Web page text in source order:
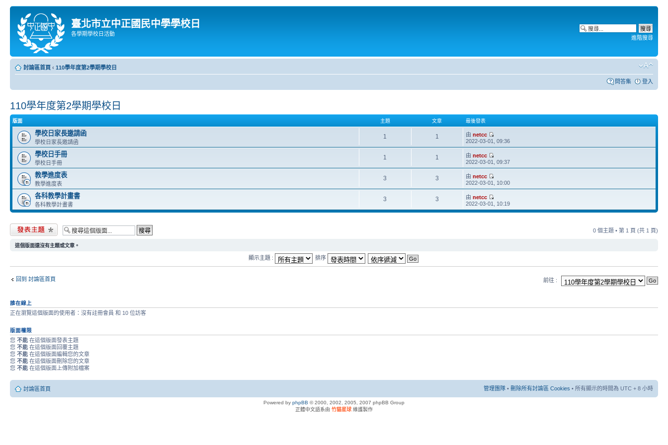
臺北市立中正國民中學學校日
各學期學校日活動
進階搜尋
討論區首頁 ‹ 110學年度第2學期學校日
問答集 登入
110學年度第2學期學校日
版面 主題 文章 最後發表
學校日家長邀請函
學校日家長邀請函
1 1 由netcc
2022-03-01, 09:36
學校日手冊
學校日手冊
1 1 由netcc
2022-03-01, 09:37
教學進度表
教學進度表
3 3 由netcc
2022-03-01, 10:00
各科教學計畫書
各科教學計畫書
3 3 由netcc
2022-03-01, 10:19
發表新主題 0 個主題 • 第 1 頁 (共 1 頁)
這個版面還沒有主題或文章。
顯示主題 : 排序
回到 討論區首頁 前往 :
誰在線上
正在瀏覽這個版面的使用者：沒有註冊會員 和 10 位訪客
版面權限
您 不能 在這個版面發表主題
您 不能 在這個版面回覆主題
您 不能 在這個版面編輯您的文章
您 不能 在這個版面刪除您的文章
您 不能 在這個版面上傳附加檔案
討論區首頁 管理團隊 • 刪除所有討論區 Cookies • 所有顯示的時間為 UTC + 8 小時
Powered by phpBB © 2000, 2002, 2005, 2007 phpBB Group
正體中文語系由 竹貓星球 維護製作